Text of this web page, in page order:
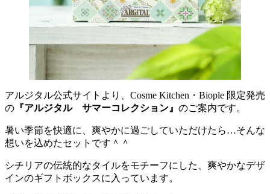
アルジタル公式サイトより、Cosme Kitchen・Biople 限定発売
の 『アルジタル サマーコレクション』 のご案内です。
暑い季節を快適に、爽やかに過ごしていただけたら…そんな
想いを込めたセットです ＾＾
シチリアの伝統的なタイルをモチーフにした、爽やかなデザ
インのギフトボックスに入っています。